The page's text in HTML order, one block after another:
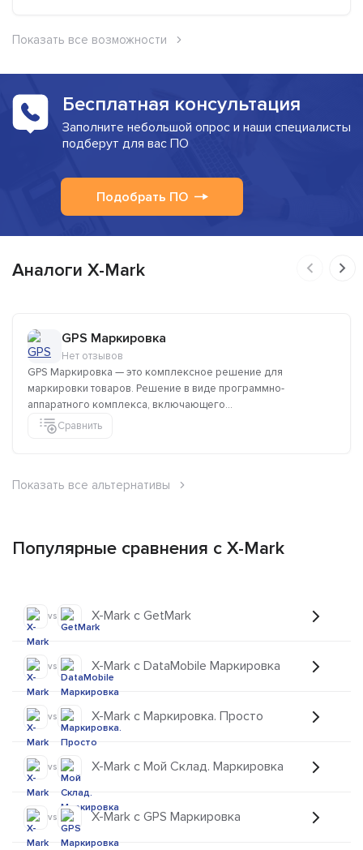
Показать все возможности
Бесплатная консультация
Заполните небольшой опрос и наши специалисты
подберут для вас ПО
Подобрать ПО
Аналоги X-Mark
GPS Маркировка
Нет отзывов
GPS Маркировка — это комплексное решение для
маркировки товаров. Решение в виде программно-
аппаратного комплекса, включающего...
Сравнить
Показать все альтернативы
Популярные сравнения с X-Mark
vs X-Mark с GetMark
vs X-Mark с DataMobile Маркировка
vs X-Mark с Маркировка. Просто
vs X-Mark с Мой Склад. Маркировка
vs X-Mark с GPS Маркировка